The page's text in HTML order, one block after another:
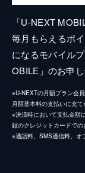
「U-NEXT
毎月もらえるポ
になるモバイル
OBILE」のお申
※U-NEXTの月額プラン会
月額基本料の支払いに充て
※決済時において支払金額
録のクレジットカードでの
※通話料、SMS通信料、オ